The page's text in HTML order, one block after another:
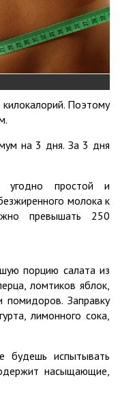
Поэтому
на 3 дня. За 3 дня
угодно простой и
молока к
превышать 250
порцию салата из
ломтиков яблок,
помидоров. Заправку
лимонного сока,
будешь испытывать
насыщающие,